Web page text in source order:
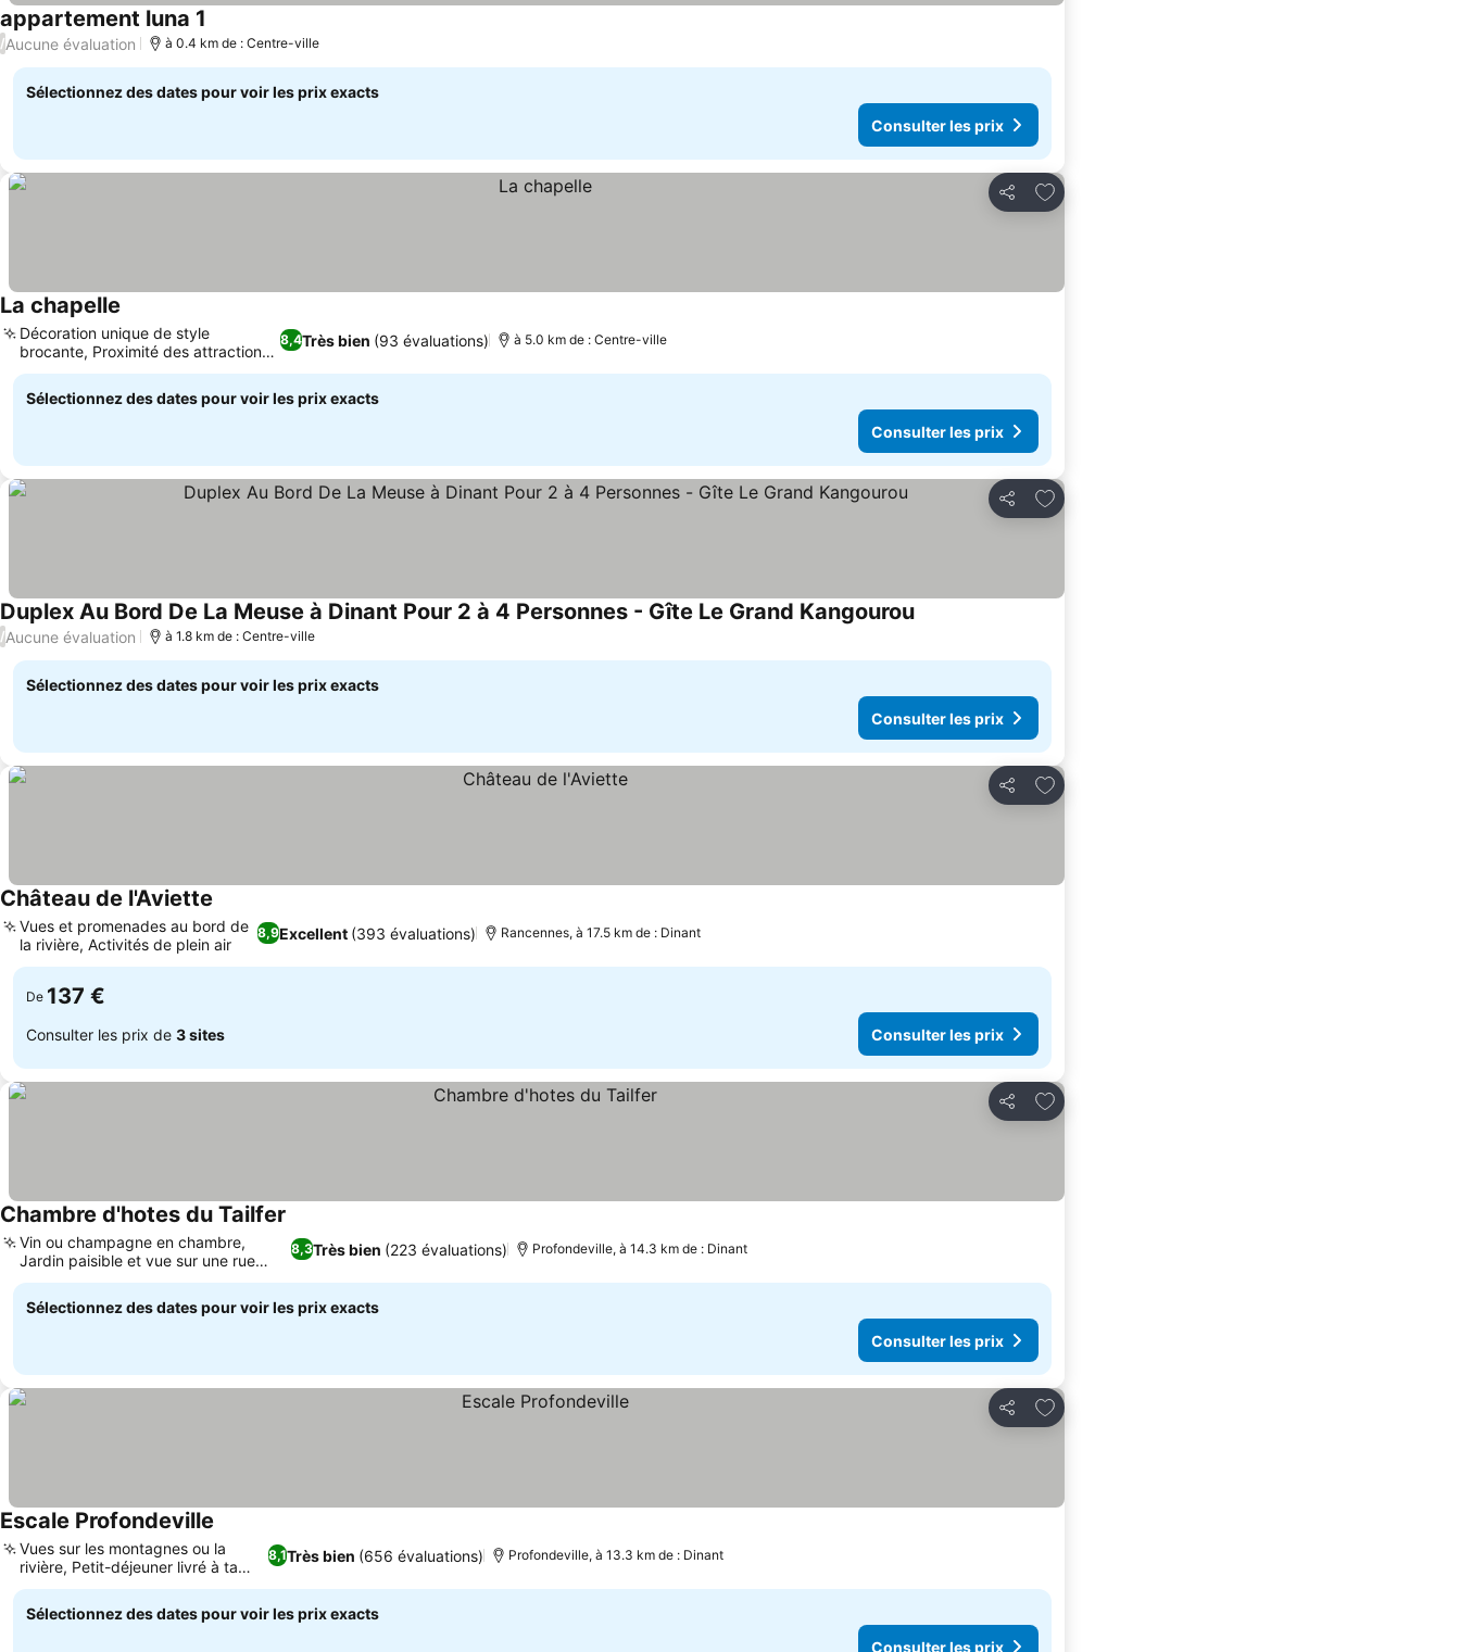
appartement luna 1
/Aucune évaluation à 0.4 km de : Centre-ville
Sélectionnez des dates pour voir les prix exacts
Consulter les prix
Partager
Ajouter à mes favoris
La chapelle
8,4Très bien (93 évaluations)
Décoration unique de style
brocante, Proximité des attractions
locales
à 5.0 km de : Centre-ville
Sélectionnez des dates pour voir les prix exacts
Consulter les prix
Partager
Ajouter à mes favoris
Duplex Au Bord De La Meuse à Dinant Pour 2 à 4 Personnes - Gîte Le Grand KangourouConsulter les prix
/Aucune évaluation à 1.8 km de : Centre-ville
Sélectionnez des dates pour voir les prix exacts
Consulter les prix
Partager
Ajouter à mes favoris
Château de l'Aviette
8,9Excellent (393 évaluations)
Vues et promenades au bord de
la rivière, Activités de plein air
Rancennes, à 17.5 km de : Dinant
De 137 €
Consulter les prix de 3 sites Consulter les prix
Partager
Ajouter à mes favoris
Chambre d'hotes du Tailfer
8,3Très bien (223 évaluations)
Vin ou champagne en chambre,
Jardin paisible et vue sur une rue
tranquille
Profondeville, à 14.3 km de : Dinant
Sélectionnez des dates pour voir les prix exacts
Consulter les prix
Partager
Ajouter à mes favoris
Escale Profondeville
8,1Très bien (656 évaluations)
Vues sur les montagnes ou la
rivière, Petit-déjeuner livré à ta
porte
Profondeville, à 13.3 km de : Dinant
Sélectionnez des dates pour voir les prix exacts
Consulter les prix